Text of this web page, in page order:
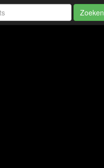
Zoeken